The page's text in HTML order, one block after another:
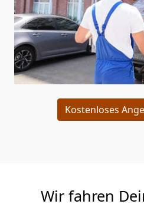
Kostenloses
Wir fahren